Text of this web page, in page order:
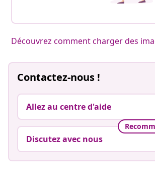
Découvrez comment charger des
Contactez-nous !
Allez au centre d'aide
Discutez avec nous